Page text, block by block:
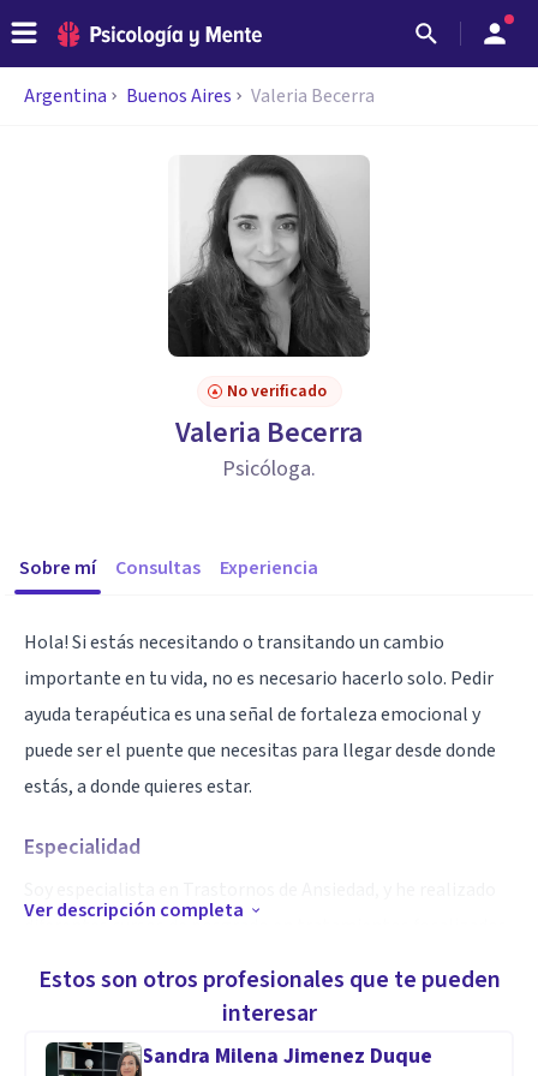
Argentina Buenos Aires Valeria Becerra
No verificado
Valeria Becerra
Psicóloga.
Sobre mí Consultas Experiencia
Hola! Si estás necesitando o transitando un cambio
importante en tu vida, no es necesario hacerlo solo. Pedir
ayuda terapéutica es una señal de fortaleza emocional y
puede ser el puente que necesitas para llegar desde donde
estás, a donde quieres estar.
Especialidad
diferentes cursos de posgrado en tratamientos focalizados
pánico, fobias, trastorno obsesivo compulsivo, estrés
pareja.
Ver descripción completa
Estos son otros profesionales que te pueden
interesar
Sandra Milena Jimenez Duque